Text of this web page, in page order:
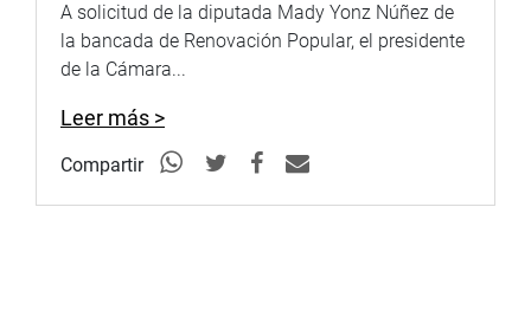
A solicitud de la diputada Mady Yonz Núñez de
la bancada de Renovación Popular, el presidente
de la Cámara...
Leer más >
Compartir